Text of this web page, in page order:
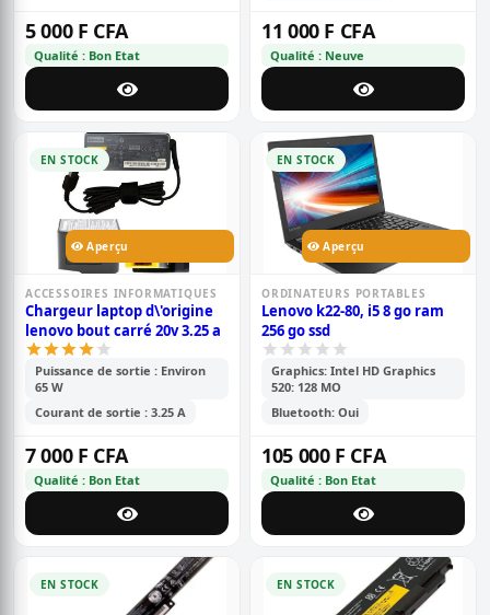
5 000 F CFA
Qualité : Bon Etat
11 000 F CFA
Qualité : Neuve
EN STOCK
Aperçu
ACCESSOIRES INFORMATIQUES
Chargeur laptop d\'origine
lenovo bout carré 20v 3.25 a
Puissance de sortie : Environ
65 W
Courant de sortie : 3.25 A
7 000 F CFA
Qualité : Bon Etat
EN STOCK
Aperçu
ORDINATEURS PORTABLES
Lenovo k22-80, i5 8 go ram
256 go ssd
Graphics: Intel HD Graphics
520: 128 MO
Bluetooth: Oui
105 000 F CFA
Qualité : Bon Etat
EN STOCK EN STOCK